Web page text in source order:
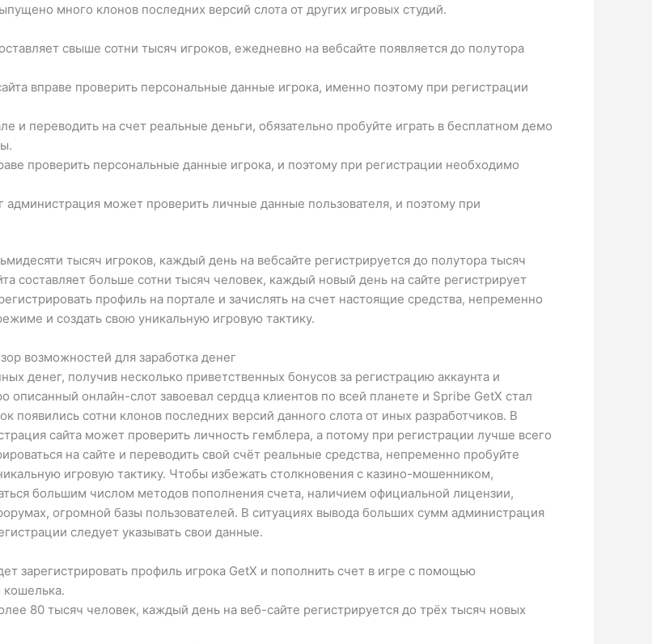
много клонов последних версий слота от других игровых студий.
свыше сотни тысяч игроков, ежедневно на вебсайте появляется до полутора
вправе проверить персональные данные игрока, именно поэтому при регистрации
и переводить на счет реальные деньги, обязательно пробуйте играть в бесплатном демо
проверить персональные данные игрока, и поэтому при регистрации необходимо
администрация может проверить личные данные пользователя, и поэтому при
тысяч игроков, каждый день на вебсайте регистрируется до полутора тысяч
составляет больше сотни тысяч человек, каждый новый день на сайте регистрирует
профиль на портале и зачислять на счет настоящие средства, непременно
и создать свою уникальную игровую тактику.
возможностей для заработка денег
денег, получив несколько приветственных бонусов за регистрацию аккаунта и
описанный онлайн-слот завоевал сердца клиентов по всей планете и Spribe GetX стал
появились сотни клонов последних версий данного слота от иных разработчиков. В
сайта может проверить личность гемблера, а потому при регистрации лучше всего
на сайте и переводить свой счёт реальные средства, непременно пробуйте
игровую тактику. Чтобы избежать столкновения с казино-мошенником,
большим числом методов пополнения счета, наличием официальной лицензии,
огромной базы пользователей. В ситуациях вывода больших сумм администрация
следует указывать свои данные.
зарегистрировать профиль игрока GetX и пополнить счет в игре с помощью
кошелька.
80 тысяч человек, каждый день на веб-сайте регистрируется до трёх тысяч новых